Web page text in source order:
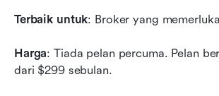
Terbaik untuk: Broker yang
Harga: Tiada pelan percuma. Pelan
dari $299 sebulan.